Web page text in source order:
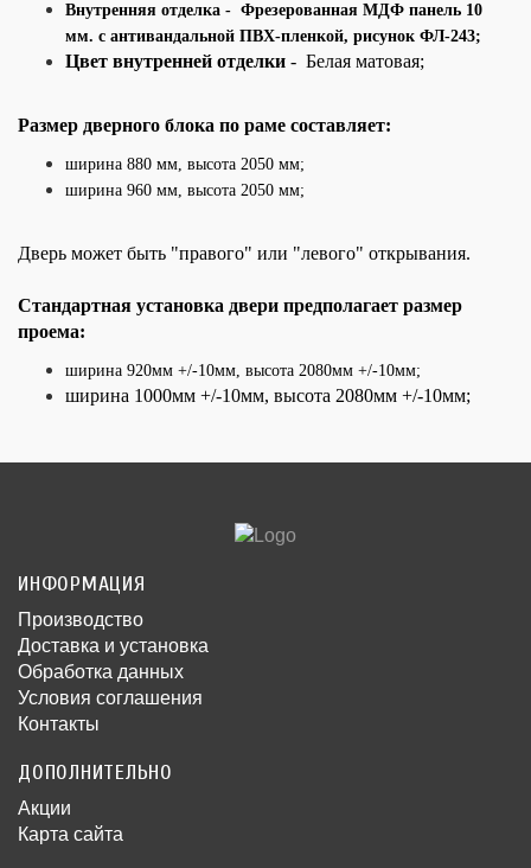
Внутренняя отделка - Фрезерованная МДФ панель 10
мм. с антивандальной ПВХ-пленкой, рисунок ФЛ-243;
Цвет внутренней отделки - Белая матовая;
Размер дверного блока по раме составляет:
ширина 880 мм, высота 2050 мм;
ширина 960 мм, высота 2050 мм;
Дверь может быть "правого" или "левого" открывания.
Стандартная установка двери предполагает размер
проема:
ширина 920мм +/-10мм, высота 2080мм +/-10мм;
ширина 1000мм +/-10мм, высота 2080мм +/-10мм;
ИНФОРМАЦИЯ
Производство
Доставка и установка
Обработка данных
Условия соглашения
Контакты
ДОПОЛНИТЕЛЬНО
Акции
Карта сайта